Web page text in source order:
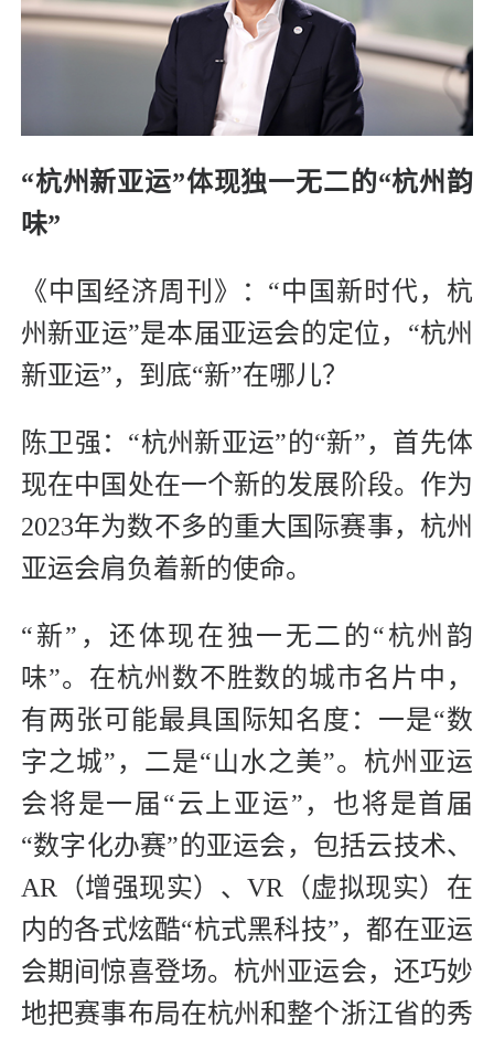
“杭州新亚运”体现独一无二的“杭州韵
味”
《中国经济周刊》：“中国新时代，杭
州新亚运”是本届亚运会的定位，“杭州
新亚运”，到底“新”在哪儿？
陈卫强：“杭州新亚运”的“新”，首先体
现在中国处在一个新的发展阶段。作为
2023年为数不多的重大国际赛事，杭州
亚运会肩负着新的使命。
“新”，还体现在独一无二的“杭州韵
味”。在杭州数不胜数的城市名片中，
有两张可能最具国际知名度：一是“数
字之城”，二是“山水之美”。杭州亚运
会将是一届“云上亚运”，也将是首届
“数字化办赛”的亚运会，包括云技术、
AR（增强现实）、VR（虚拟现实）在
内的各式炫酷“杭式黑科技”，都在亚运
会期间惊喜登场。杭州亚运会，还巧妙
地把赛事布局在杭州和整个浙江省的秀